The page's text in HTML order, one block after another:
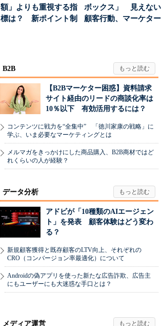
額」よりも重視する指
標は？ 新ポイント制
ボックス」 見えない
顧客行動、マーケター
B2B
【B2Bマーケター困惑】資料請求
サイト経由のリードの商談化率は
10％以下 有効活用するには？
コンテンツに戦力を“全集中” 「徳川家康の戦略」に
学ぶ、いま必要なマーケティングとは
メルマガをきっかけにした商品購入、B2B商材ではど
れくらいの人が経験？
データ分析
アドビが「10種類のAIエージェン
ト」を発表 顧客体験はどう変わ
る？
新規顧客獲得と既存顧客のLTV向上、それぞれの
CRO（コンバージョン率最適化）について
Androidの偽アプリを使った新たな広告詐欺、広告主
にもユーザーにも大迷惑な手口とは？
メディア運営